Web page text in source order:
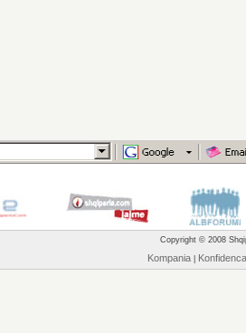
Copyright © 2008
Kompania| Konfidenca